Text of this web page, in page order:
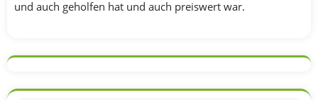
und auch geholfen hat und auch preiswert war.